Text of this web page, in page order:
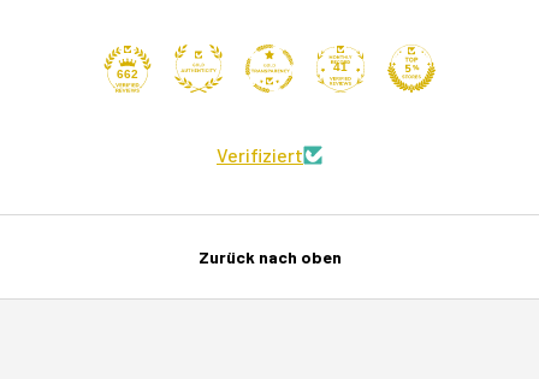
662
41
Verifiziert
Zurück nach oben